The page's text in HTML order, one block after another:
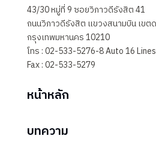
43/30 หมู่ที่ 9 ซอยวิภาวดีรังสิต 41
ถนนวิภาวดีรังสิต แขวงสนามบิน เขต
กรุงเทพมหานคร 10210
โทร : 02-533-5276-8 Auto 16 Lines
Fax : 02-533-5279
หน้าหลัก
บทความ